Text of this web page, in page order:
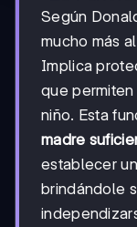
Según
mucho más
Implica
que
niño. Esta
madre
establecer
brindándole